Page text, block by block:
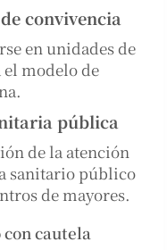
convivencia
en unidades de
modelo de
pública
de la atención
sanitario público
de mayores.
con cautela